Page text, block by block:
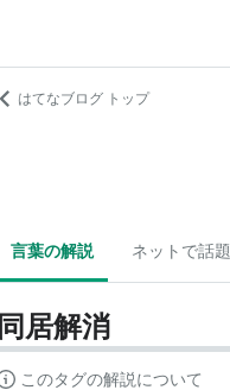
はてなブログ トップ
言葉の解説 ネットで話題
同居解消
このタグの解説について